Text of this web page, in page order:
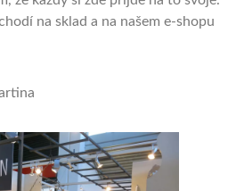
na sklad a na našem e-shopu